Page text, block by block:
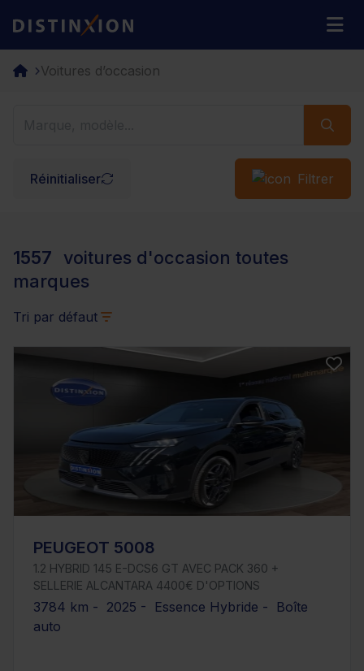
Distinxion
Voitures d’occasion
Réinitialiser Filtrer
1557
voitures d'occasion toutes
marques
Tri par défaut
PEUGEOT 5008
1.2 HYBRID 145 E-DCS6 GT AVEC PACK 360 +
SELLERIE ALCANTARA 4400€ D'OPTIONS
3784 km - 2025 - Essence Hybride - Boîte
auto